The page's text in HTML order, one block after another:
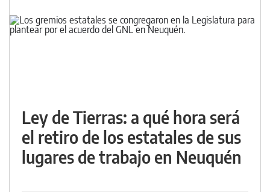
Ley de Tierras: a qué hora será
el retiro de los estatales de sus
lugares de trabajo en Neuquén